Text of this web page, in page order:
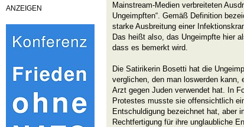
ANZEIGEN
Mainstream-Medien verbreiteten
Ungeimpften“. Gemäß Definition
starke Ausbreitung einer
Das heißt also, das Ungeimpfte hier
dass es bemerkt wird.
Die Satirikerin Bosetti hat die
verglichen, den man loswerden
Arzt gegen Juden verwendet hat. In
Protestes musste sie offensichtlich
Entschuldigung bezeichnet hat, aber
Rechtfertigung für ihre unglaubliche